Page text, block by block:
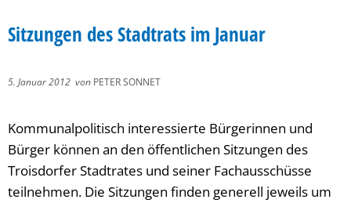
Sitzungen des Stadtrats im Januar
5. Januar 2012 von PETER SONNET
Kommunalpolitisch interessierte Bürgerinnen und
Bürger können an den öffentlichen Sitzungen des
Troisdorfer Stadtrates und seiner Fachausschüsse
teilnehmen. Die Sitzungen finden generell jeweils um